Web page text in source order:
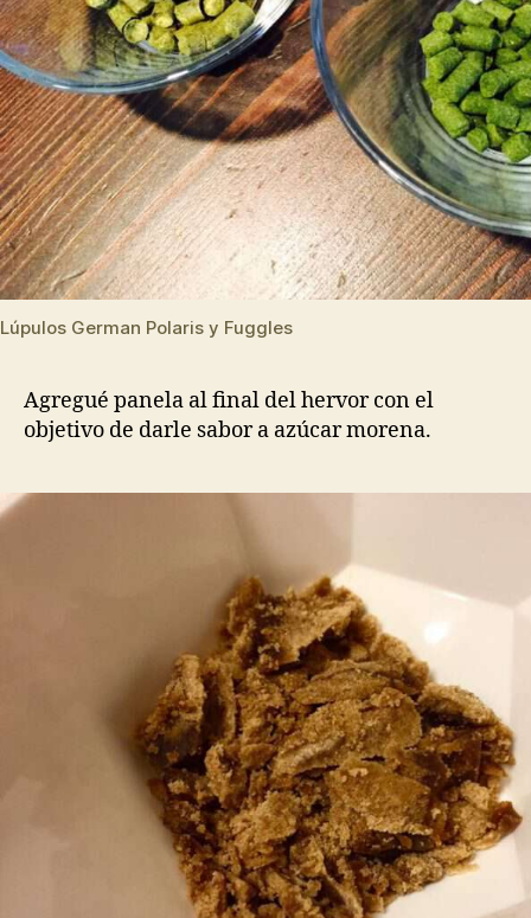
Lúpulos German Polaris y Fuggles
Agregué panela al final del hervor con el
objetivo de darle sabor a azúcar morena.